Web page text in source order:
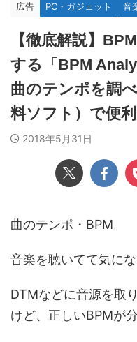
広告 PC・ガジェット 音
【徹底解説】
する「BPM
曲のテンポを調
料ソフト）で便利
2018年5月31日
曲のテンポ・BPM
音楽を聴いてて気に
DTMなどに音源を取
けど、正しいBPMが